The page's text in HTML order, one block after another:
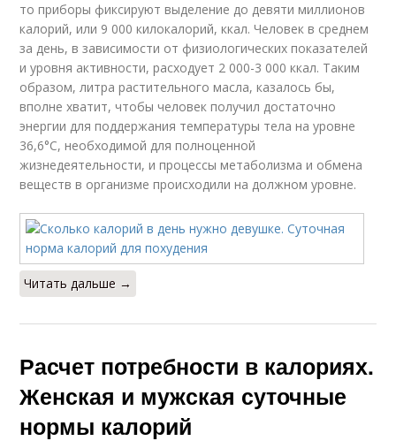
то приборы фиксируют выделение до девяти миллионов
калорий, или 9 000 килокалорий, ккал. Человек в среднем
за день, в зависимости от физиологических показателей
и уровня активности, расходует 2 000-3 000 ккал. Таким
образом, литра растительного масла, казалось бы,
вполне хватит, чтобы человек получил достаточно
энергии для поддержания температуры тела на уровне
36,6°С, необходимой для полноценной
жизнедеятельности, и процессы метаболизма и обмена
веществ в организме происходили на должном уровне.
Читать дальше →
Расчет потребности в калориях.
Женская и мужская суточные
нормы калорий